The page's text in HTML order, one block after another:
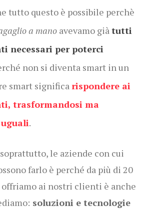
tutto questo è possibile perchè
a mano avevamo già tutti
necessari per poterci
non si diventa smart in un
smart significa rispondere ai
trasformandosi ma
.
le aziende con cui
farlo è perché da più di 20
ai nostri clienti è anche
soluzioni e tecnologie